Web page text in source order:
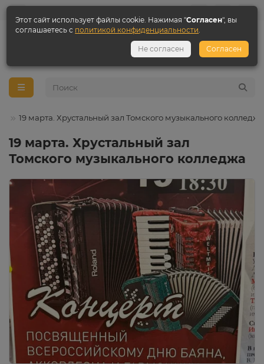
+7 3822 984 618
+7 923 407 65 00
19 марта. Хрустальный зал Томского музыкального колледжа
19 марта. Хрустальный зал
Томского музыкального колледжа
Этот сайт использует файлы cookie. Нажимая "Согласен", вы
соглашаетесь с политикой конфиденциальности.
Не согласен Согласен